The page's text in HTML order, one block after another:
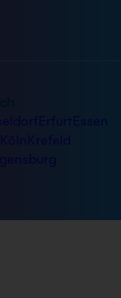
ErfurtEssen
Krefeld